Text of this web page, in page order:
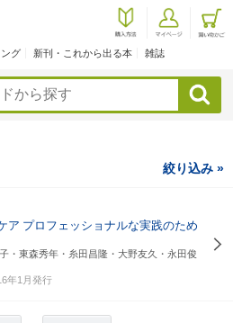
グ 新刊・これから出る本 雑誌
検索
絞り込み »
ア プロフェッショナルな実践のため
・東森秀年・糸田昌隆・大野友久・永田俊
年1月発行